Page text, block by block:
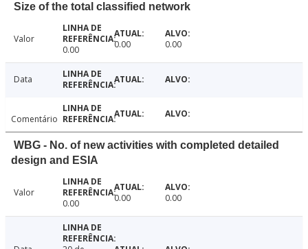
Size of the total classified network
Valor
0.00
0.00 0.00
Data
Comentário
WBG - No. of new activities with completed detailed
design and ESIA
Valor
0.00
0.00 0.00